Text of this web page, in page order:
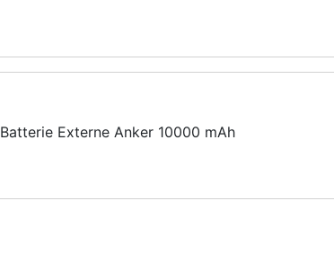
Batterie Externe Anker 10000 mAh